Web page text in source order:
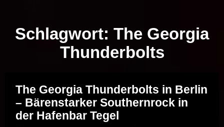
Schlagwort: The Georgia
Thunderbolts
The Georgia Thunderbolts in Berlin
– Bärenstarker Southernrock in
der Hafenbar Tegel